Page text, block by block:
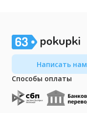
Написать нам
Способы оплаты